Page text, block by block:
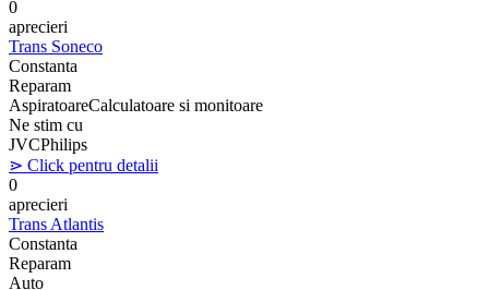
0
aprecieri
Trans Soneco
Constanta
Reparam
AspiratoareCalculatoare si monitoare
Ne stim cu
JVCPhilips
⋗ Click pentru detalii
0
aprecieri
Trans Atlantis
Constanta
Reparam
Auto